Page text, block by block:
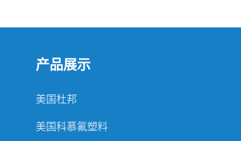
产品展示
美国杜邦
美国科慕氟塑料